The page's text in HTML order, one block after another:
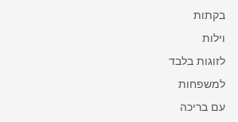
בקתות
וילות
לזוגות בלבד
למשפחות
עם בריכה